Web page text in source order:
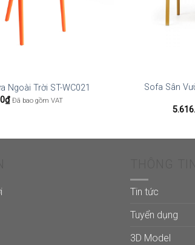
Ngoài Trời ST-WC021
₫ Đã bao gồm VAT
Sofa Sân
Tin tức
Tuyển dụng
3D Model